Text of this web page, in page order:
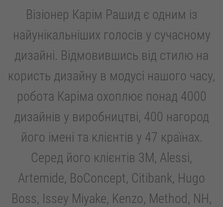
Візіонер Карім Рашид є одним із
найунікальніших голосів у сучасному
дизайні. Відмовившись від стилю на
користь дизайну в модусі нашого часу,
робота Каріма охоплює понад 4000
дизайнів у виробництві, 400 нагород
його імені та клієнтів у 47 країнах.
Серед його клієнтів 3M, Alessi,
Artemide, BoConcept, Citibank, Hugo
Boss, Issey Miyake, Kenzo, Method, NH,